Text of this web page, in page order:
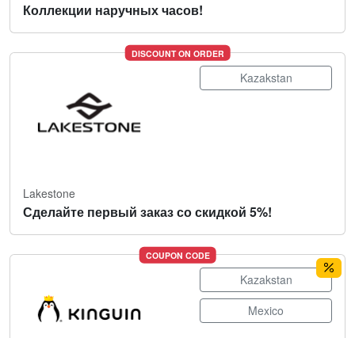
Коллекции наручных часов!
DISCOUNT ON ORDER
Kazakstan
Lakestone
Сделайте первый заказ со скидкой 5%!
COUPON CODE
Kazakstan
Mexico